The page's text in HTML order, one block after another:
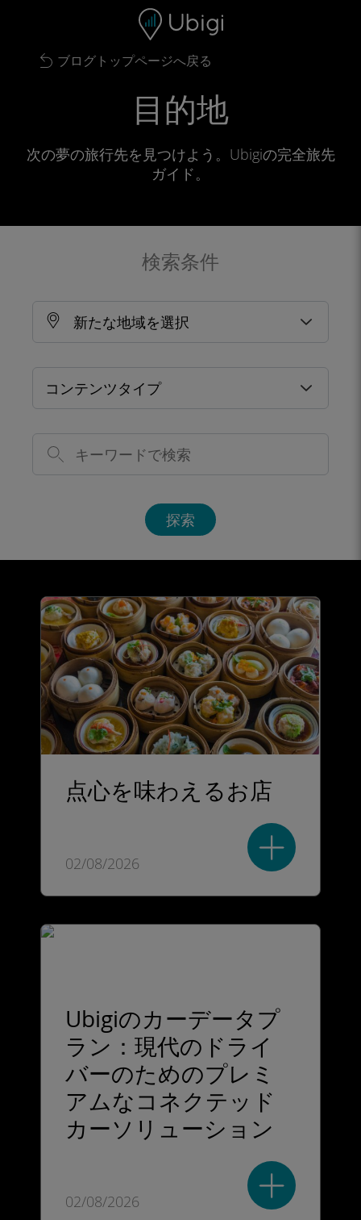
ナビゲーションバー
ブログトップページへ戻る
目的地
次の夢の旅行先を見つけよう。Ubigiの完全旅先
ガイド。
検索条件
新たな地域を選択
コンテンツタイプ
探索
点心を味わえるお店
02/08/2026
Ubigiのカーデータプ
ラン：現代のドライ
バーのためのプレミ
アムなコネクテッド
カーソリューション
02/08/2026